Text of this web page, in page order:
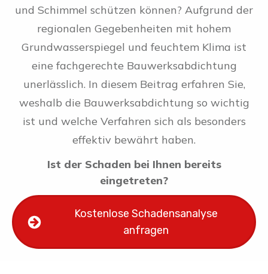
und Schimmel schützen können? Aufgrund der
regionalen Gegebenheiten mit hohem
Grundwasserspiegel und feuchtem Klima ist
eine fachgerechte Bauwerksabdichtung
unerlässlich. In diesem Beitrag erfahren Sie,
weshalb die Bauwerksabdichtung so wichtig
ist und welche Verfahren sich als besonders
effektiv bewährt haben.
Ist der Schaden bei Ihnen bereits
eingetreten?
Kostenlose Schadensanalyse
anfragen